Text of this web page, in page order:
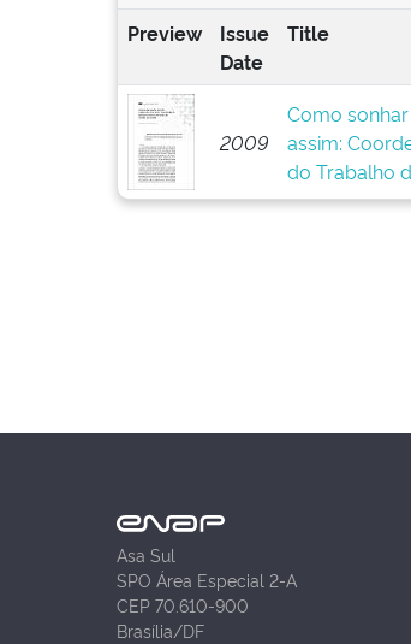
Preview
Issue
Date
Title
2009
Como
assim:
do Trabalho
Asa Sul
SPO Área Especial 2-A
CEP 70.610-900
Brasília/DF